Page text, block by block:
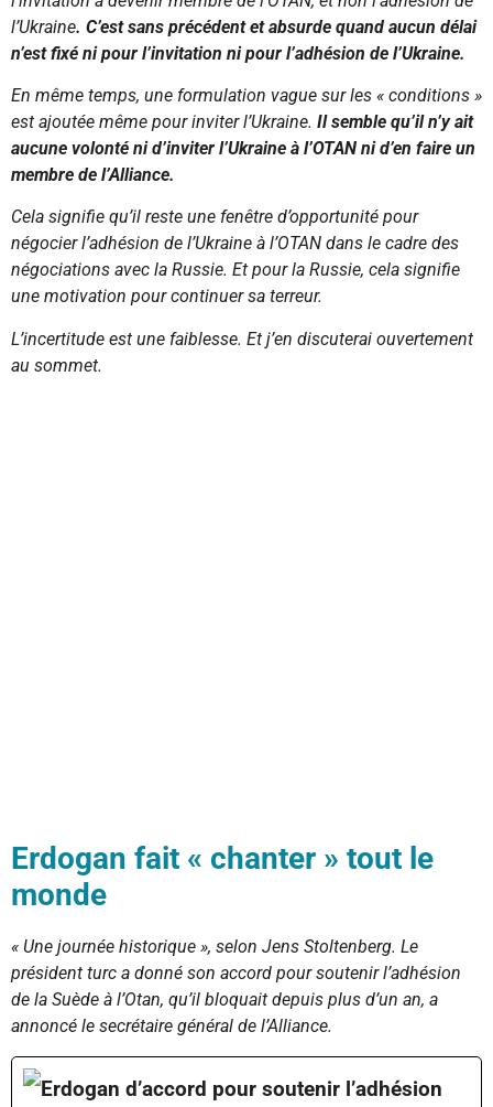
l’Ukraine. C’est sans précédent et absurde quand aucun délai
n’est fixé ni pour l’invitation ni pour l’adhésion de l’Ukraine.
En même temps, une formulation vague sur les « conditions »
est ajoutée même pour inviter l’Ukraine. Il semble qu’il n’y ait
aucune volonté ni d’inviter l’Ukraine à l’OTAN ni d’en faire un
membre de l’Alliance.
Cela signifie qu’il reste une fenêtre d’opportunité pour
négocier l’adhésion de l’Ukraine à l’OTAN dans le cadre des
négociations avec la Russie. Et pour la Russie, cela signifie
une motivation pour continuer sa terreur.
L’incertitude est une faiblesse. Et j’en discuterai ouvertement
au sommet.
Erdogan fait « chanter » tout le
monde
« Une journée historique », selon Jens Stoltenberg. Le
président turc a donné son accord pour soutenir l’adhésion
de la Suède à l’Otan, qu’il bloquait depuis plus d’un an, a
annoncé le secrétaire général de l’Alliance.
Erdogan d’accord pour soutenir l’adhésion